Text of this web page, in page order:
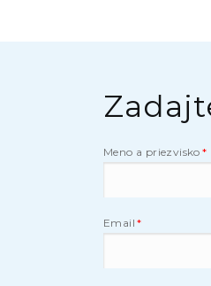
Meno a priezvisko
Email